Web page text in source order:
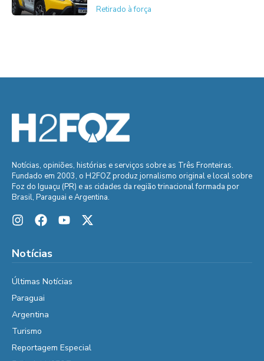
Retirado à força
Notícias, opiniões, histórias e serviços sobre as Três Fronteiras.
Fundado em 2003, o H2FOZ produz jornalismo original e local sobre
Foz do Iguaçu (PR) e as cidades da região trinacional formada por
Brasil, Paraguai e Argentina.
Notícias
Últimas Notícias
Paraguai
Argentina
Turismo
Reportagem Especial